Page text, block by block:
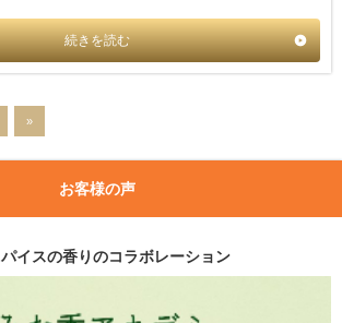
続きを読む
»
お客様の声
イスの香りのコラボレーション